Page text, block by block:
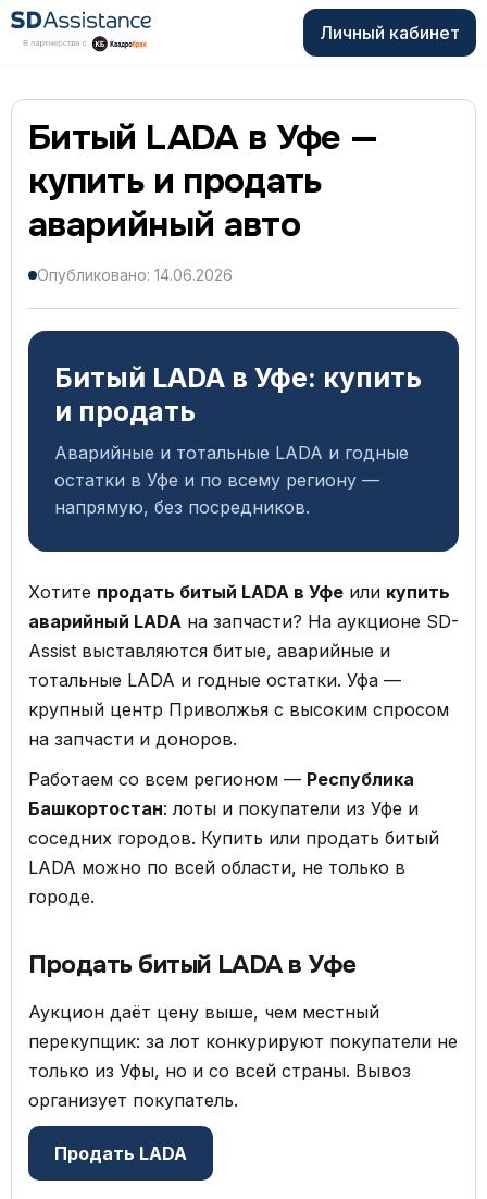
Личный кабинет
Битый LADA в Уфе —
купить и продать
аварийный авто
Опубликовано: 14.06.2026
Битый LADA в Уфе: купить
и продать
Аварийные и тотальные LADA и годные
остатки в Уфе и по всему региону —
напрямую, без посредников.
Хотите продать битый LADA в Уфе или купить
аварийный LADA на запчасти? На аукционе SD-
Assist выставляются битые, аварийные и
тотальные LADA и годные остатки. Уфа —
крупный центр Приволжья с высоким спросом
на запчасти и доноров.
Работаем со всем регионом — Республика
Башкортостан: лоты и покупатели из Уфе и
соседних городов. Купить или продать битый
LADA можно по всей области, не только в
городе.
Продать битый LADA в Уфе
Аукцион даёт цену выше, чем местный
перекупщик: за лот конкурируют покупатели не
только из Уфы, но и со всей страны. Вывоз
организует покупатель.
Продать LADA